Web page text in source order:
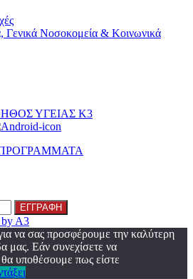
Γενικά Νοσοκομεία & Κοινωνικά
ΥΓΕΙΑΣ K3
A3
να σας προσφέρουμε την καλύτερη
μας. Εάν συνεχίσετε να
θα υποθέσουμε πως είστε